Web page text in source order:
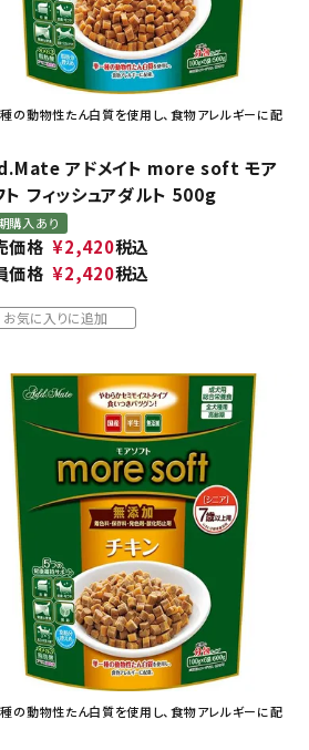
の動物性たん白質を使用し、食物アレルギーに配
アドメイト more soft モア
ト フィッシュアダルト 500g
購入あり
価格 ¥2,420税込
価格 ¥2,420税込
お気に入りに追加
の動物性たん白質を使用し、食物アレルギーに配